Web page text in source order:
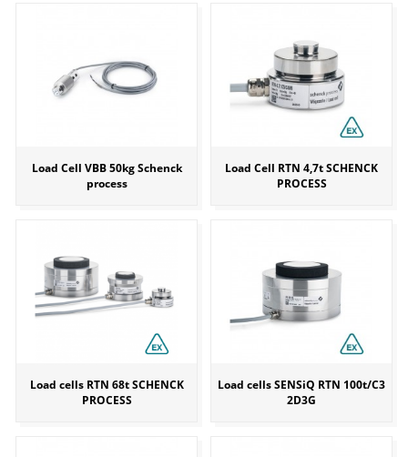
Load Cell VBB 50kg Schenck
process
Load Cell RTN 4,7t SCHENCK
PROCESS
Load cells RTN 68t SCHENCK
PROCESS
Load cells SENSiQ RTN 100t/C3
2D3G